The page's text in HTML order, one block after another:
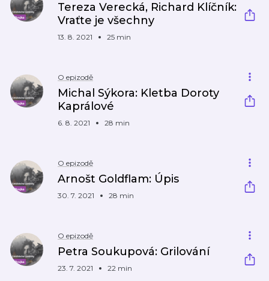
Tereza Verecká, Richard Klíčník:
Vraťte je všechny
13. 8. 2021 25 min
O epizodě
Michal Sýkora: Kletba Doroty
Kaprálové
6. 8. 2021 28 min
O epizodě
Arnošt Goldflam: Úpis
30. 7. 2021 28 min
O epizodě
Petra Soukupová: Grilování
23. 7. 2021 22 min